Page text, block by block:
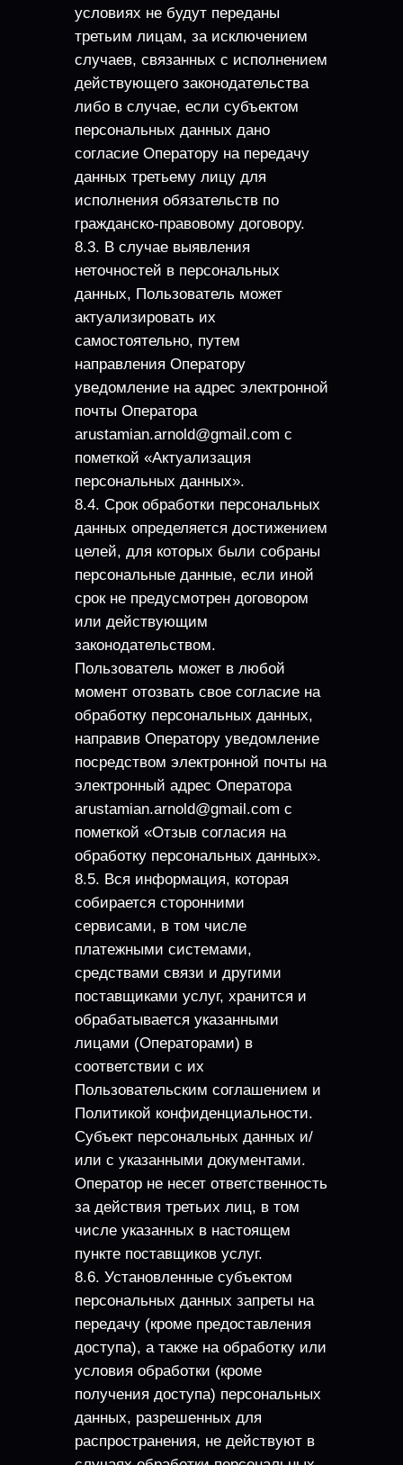
условиях не будут переданы
третьим лицам, за исключением
случаев, связанных с исполнением
действующего законодательства
либо в случае, если субъектом
персональных данных дано
согласие Оператору на передачу
данных третьему лицу для
исполнения обязательств по
гражданско-правовому договору.
8.3. В случае выявления
неточностей в персональных
данных, Пользователь может
актуализировать их
самостоятельно, путем
направления Оператору
уведомление на адрес электронной
почты Оператора
arustamian.arnold@gmail.com с
пометкой «Актуализация
персональных данных».
8.4. Срок обработки персональных
данных определяется достижением
целей, для которых были собраны
персональные данные, если иной
срок не предусмотрен договором
или действующим
законодательством.
Пользователь может в любой
момент отозвать свое согласие на
обработку персональных данных,
направив Оператору уведомление
посредством электронной почты на
электронный адрес Оператора
arustamian.arnold@gmail.com с
пометкой «Отзыв согласия на
обработку персональных данных».
8.5. Вся информация, которая
собирается сторонними
сервисами, в том числе
платежными системами,
средствами связи и другими
поставщиками услуг, хранится и
обрабатывается указанными
лицами (Операторами) в
соответствии с их
Пользовательским соглашением и
Политикой конфиденциальности.
Субъект персональных данных и/
или с указанными документами.
Оператор не несет ответственность
за действия третьих лиц, в том
числе указанных в настоящем
пункте поставщиков услуг.
8.6. Установленные субъектом
персональных данных запреты на
передачу (кроме предоставления
доступа), а также на обработку или
условия обработки (кроме
получения доступа) персональных
данных, разрешенных для
распространения, не действуют в